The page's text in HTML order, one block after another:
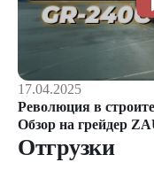
17.04.2025
Революция в
Обзор на грейдер
Отгрузки